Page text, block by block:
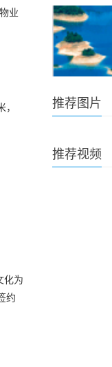
业
化为
约
推荐图片
推荐视频